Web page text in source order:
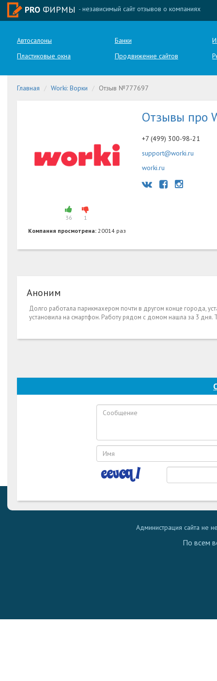
PRO ФИРМЫ - независимый сайт отзывов о компаниях
Автосалоны Банки
Пластиковые окна
Продвижение сайтов
Главная Worki: Ворки Отзыв №777697
36
1
Компания просмотрена:20014 раз
Отзывы про
+7 (499) 300-98-21
support@worki.ru
worki.ru
Аноним
Долго работала парикмахером почти в другом конце города,
установила на смартфон. Работу рядом с домом нашла за 3 дня.
Администрация сайта не
По всем